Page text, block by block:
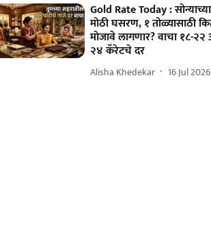
Gold Rate Today :
मोठी घसरण, १ तोळ्यासाठी
मोजावे लागणार? वाचा १८-
२४ कॅरेटचे दर
Alisha Khedekar 16 Jul 2026